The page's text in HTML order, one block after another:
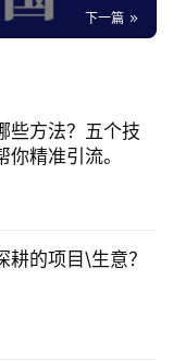
下一篇
些方法？五个技
精准引流。
的项目\生意？